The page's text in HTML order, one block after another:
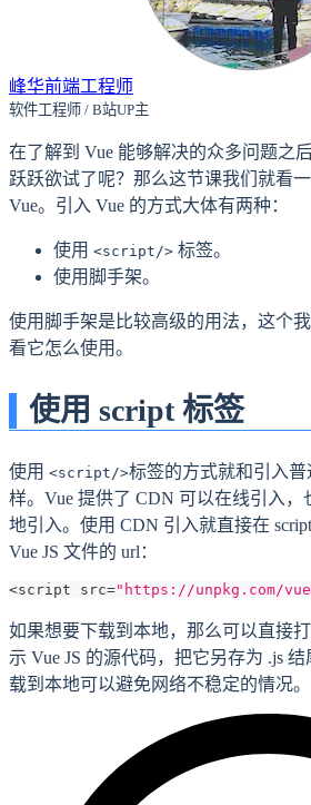
峰华前端工程师
软件工程师 / B站UP主
在了解到 Vue 能够解决的众多问题之
跃跃欲试了呢？那么这节课我们就看
Vue。引入 Vue 的方式大体有两种：
使用 <script/> 标签。
使用脚手架。
使用脚手架是比较高级的用法，这个
看它怎么使用。
使用 script 标签
使用 <script/>标签的方式就和引入普
样。Vue 提供了 CDN 可以在线引入
地引入。使用 CDN 引入就直接在
Vue JS 文件的 url：
<script src="https://unpkg.com/
如果想要下载到本地，那么可以直接
示 Vue JS 的源代码，把它另存为 .js
载到本地可以避免网络不稳定的情况。